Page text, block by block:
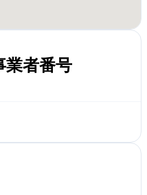
業者番号